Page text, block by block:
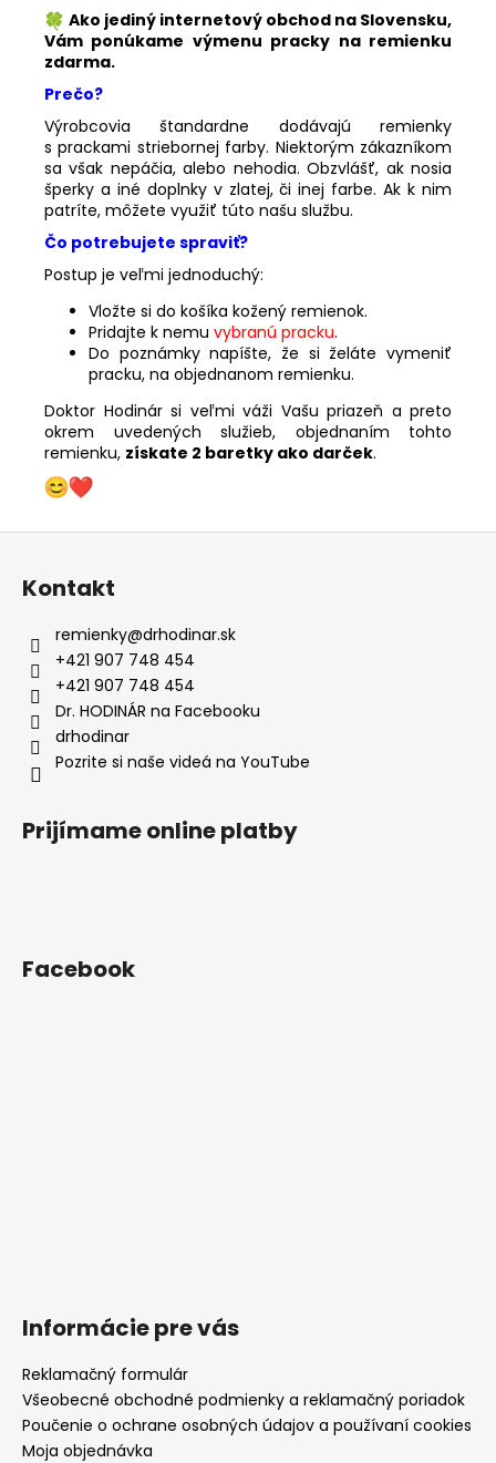
Ako jediný internetový obchod na Slovensku,
Vám ponúkame výmenu pracky na remienku
zdarma.
Prečo?
Výrobcovia štandardne dodávajú remienky
s prackami striebornej farby. Niektorým zákazníkom
sa však nepáčia, alebo nehodia. Obzvlášť, ak nosia
šperky a iné doplnky v zlatej, či inej farbe. Ak k nim
patríte, môžete využiť túto našu službu.
Čo potrebujete spraviť?
Postup je veľmi jednoduchý:
Vložte si do košíka kožený remienok.
Pridajte k nemu vybranú pracku.
Do poznámky napíšte, že si želáte vymeniť
pracku, na objednanom remienku.
Doktor Hodinár si veľmi váži Vašu priazeň a preto
okrem uvedených služieb, objednaním tohto
remienku, získate 2 baretky ako darček.
Z
Kontakt
remienky@drhodinar.sk
+421 907 748 454
+421 907 748 454
Dr. HODINÁR na Facebooku
drhodinar
Pozrite si naše videá na YouTube
Prijímame online platby
Facebook
Informácie pre vás
Reklamačný formulár
Všeobecné obchodné podmienky a reklamačný poriadok
Poučenie o ochrane osobných údajov a používaní cookies
Moja objednávka